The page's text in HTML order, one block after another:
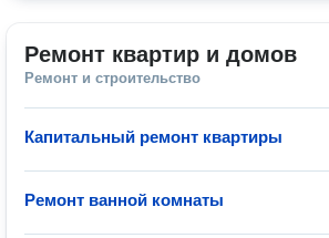
Ремонт квартир и домов
Ремонт и строительство
Капитальный ремонт квартиры
Ремонт ванной комнаты